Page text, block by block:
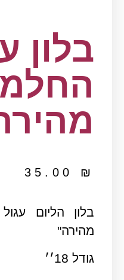
בלון
35.00 ₪
בלון הליום
מהירה"
גודל 18׳׳